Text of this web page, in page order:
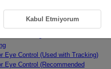
from Among Moving Subjects
Eye Control (Used with Tracking)
Eye Control (Recommended
Kabul Etmiyorum